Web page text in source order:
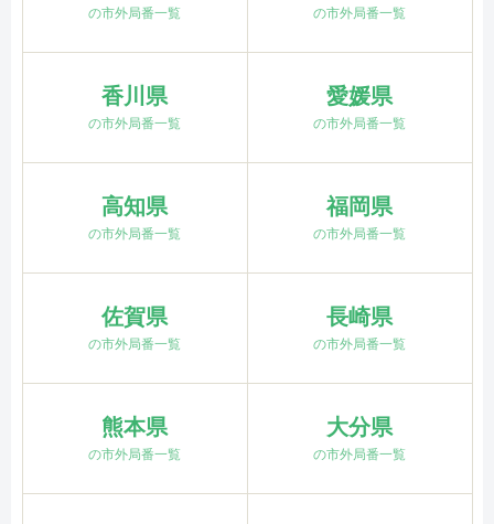
の市外局番一覧 の市外局番一覧
香川県
の市外局番一覧
愛媛県
の市外局番一覧
高知県
の市外局番一覧
福岡県
の市外局番一覧
佐賀県
の市外局番一覧
長崎県
の市外局番一覧
熊本県
の市外局番一覧
大分県
の市外局番一覧